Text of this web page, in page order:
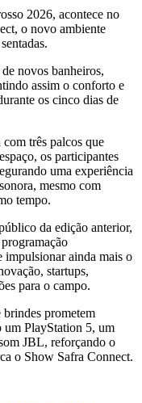
2026, acontece no
o novo ambiente
novos banheiros,
assim o conforto e
os cinco dias de
três palcos que
os participantes
uma experiência
mesmo com
tempo.
da edição anterior,
impulsionar ainda mais o
startups,
para o campo.
brindes prometem
PlayStation 5, um
JBL, reforçando o
o Show Safra Connect.